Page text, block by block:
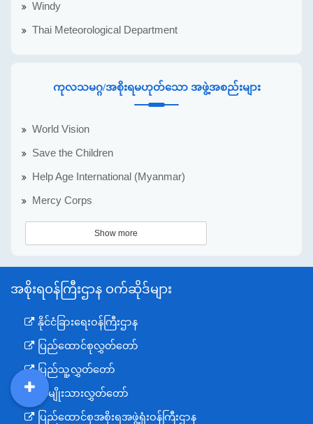
Windy
Thai Meteorological Department
ကုလသမဂ္ဂ/အစိုးရမဟုတ်သော အဖွဲ့အစည်းများ
World Vision
Save the Children
Help Age International (Myanmar)
Mercy Corps
Show more
အစိုးရဝန်ကြီးဌာန ဝက်ဆိုဒ်များ
နိုင်ငံခြားရေးဝန်ကြီးဌာန
ပြည်ထောင်စုလွှတ်တော်
ပြည်သူ့လွှတ်တော်
အမျိုးသားလွှတ်တော်
ပြည်ထောင်စုအစိုးရအဖွဲ့ရုံးဝန်ကြီးဌာန
DDM